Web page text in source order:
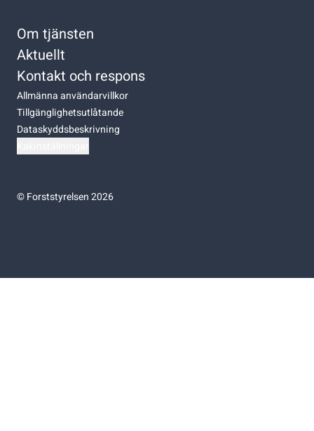
Om tjänsten
Aktuellt
Kontakt och respons
Allmänna användarvillkor
Tillgänglighetsutlåtande
Dataskyddsbeskrivning
©Forststyrelsen 2026